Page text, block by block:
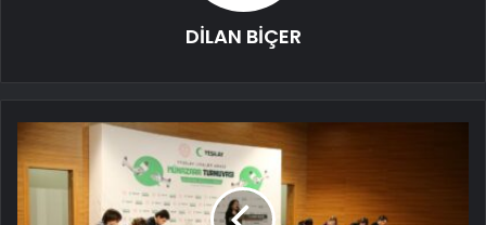
DİLAN BİÇER